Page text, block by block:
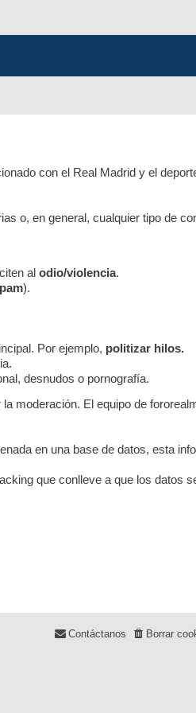
con el Real Madrid y el
o, en general, cualquier tipo de
al odio/violencia.
).
Por ejemplo, politizar hilos.
desnudos o pornografía.
moderación. El equipo de
en una base de datos, esta
que conlleve a que los datos
Borrar
Contáctanos